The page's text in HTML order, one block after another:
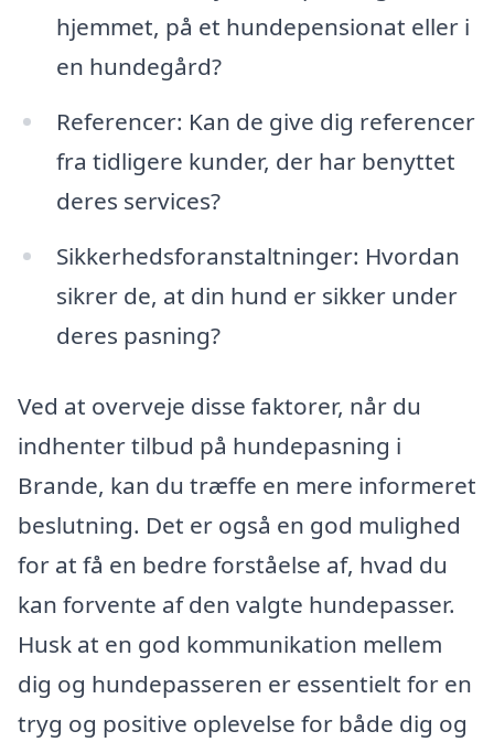
hjemmet, på et hundepensionat eller i
en hundegård?
Referencer: Kan de give dig referencer
fra tidligere kunder, der har benyttet
deres services?
Sikkerhedsforanstaltninger: Hvordan
sikrer de, at din hund er sikker under
deres pasning?
Ved at overveje disse faktorer, når du
indhenter tilbud på hundepasning i
Brande, kan du træffe en mere informeret
beslutning. Det er også en god mulighed
for at få en bedre forståelse af, hvad du
kan forvente af den valgte hundepasser.
Husk at en god kommunikation mellem
dig og hundepasseren er essentielt for en
tryg og positive oplevelse for både dig og